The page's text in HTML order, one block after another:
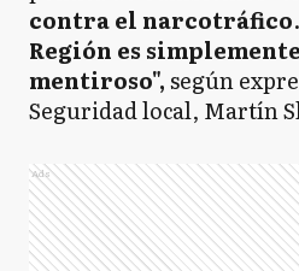
contra el narcotráfico.
Región es
mentiroso",según
Seguridad local, Martín
Ads